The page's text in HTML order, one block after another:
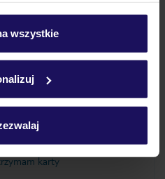
wchodząc w zakładkę
cookie znajdziesz
wszystkie
zgłaszającą?
TUI?
karty